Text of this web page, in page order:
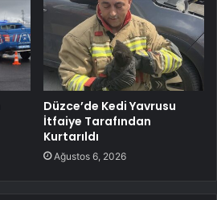
Düzce’de Kedi Yavrusu
İtfaiye Tarafından
Kurtarıldı
Ağustos 6, 2026